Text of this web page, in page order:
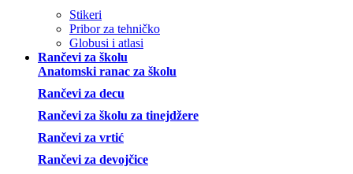
Stikeri
Pribor za tehničko
Globusi i atlasi
Rančevi za školu
Anatomski ranac za školu
Rančevi za decu
Rančevi za školu za tinejdžere
Rančevi za vrtić
Rančevi za devojčice